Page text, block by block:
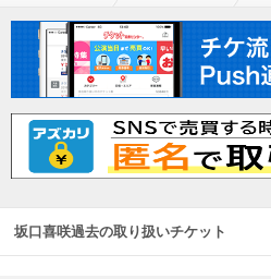
坂口喜咲過去の取り扱いチケット